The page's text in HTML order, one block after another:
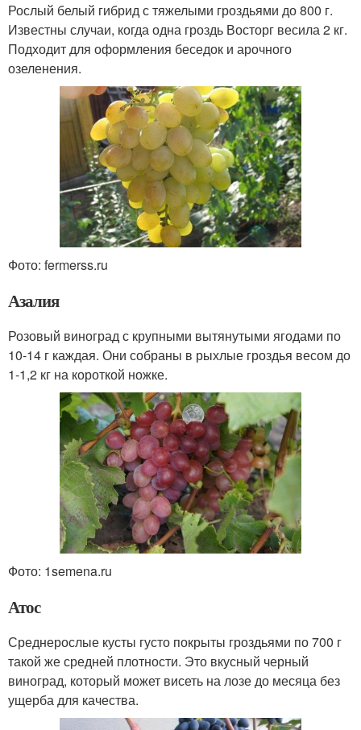
Рослый белый гибрид с тяжелыми гроздьями до 800 г.
Известны случаи, когда одна гроздь Восторг весила 2 кг.
Подходит для оформления беседок и арочного
озеленения.
Фото: fermerss.ru
Азалия
Розовый виноград с крупными вытянутыми ягодами по
10-14 г каждая. Они собраны в рыхлые гроздья весом до
1-1,2 кг на короткой ножке.
Фото: 1semena.ru
Атос
Среднерослые кусты густо покрыты гроздьями по 700 г
такой же средней плотности. Это вкусный черный
виноград, который может висеть на лозе до месяца без
ущерба для качества.